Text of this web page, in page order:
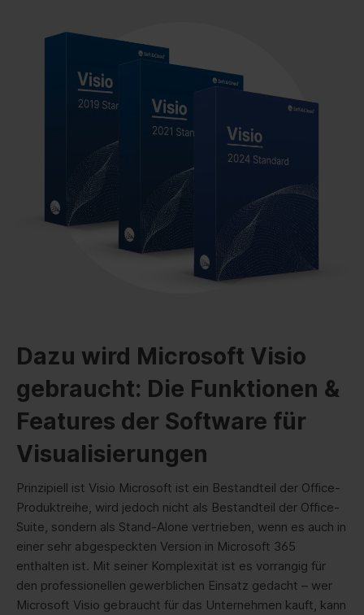
Dazu wird Microsoft Visio
gebraucht: Die Funktionen &
Features der Software für
Visualisierungen
Prinzipiell ist Visio Microsoft ist ein Bestandteil der Office-
Produktreihe, wird jedoch nicht als Bestandteil der Office-
Suite, sondern als Stand-Alone vertrieben, wenn es auch in
einer sehr abgespeckten Version in Microsoft 365
enthalten ist. Mit seiner Komplexität ist es vorrangig für
den professionellen gewerblichen Einsatz gedacht – wer
Microsoft Visio gebraucht für das Unternehmen kauft, kann